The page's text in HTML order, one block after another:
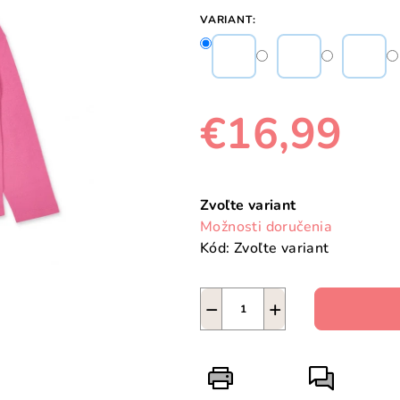
VARIANT:
€16,99
cena:
Zvoľte variant
Možnosti doručenia
Kód: Zvoľte variant
+
−